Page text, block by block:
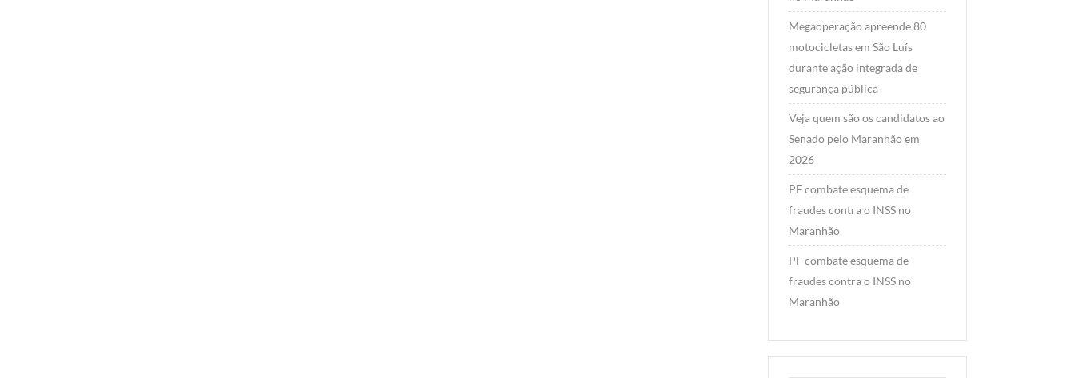
Megaoperação apreende 80
motocicletas em São Luís
durante ação integrada de
segurança pública
Veja quem são os candidatos ao
Senado pelo Maranhão em
2026
PF combate esquema de
fraudes contra o INSS no
Maranhão
PF combate esquema de
fraudes contra o INSS no
Maranhão